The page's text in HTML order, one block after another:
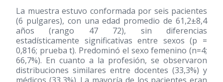
La muestra estuvo conformada por seis pacientes
(6 pulgares), con una edad promedio de 61,2±8,4
años (rango 47 72), sin diferencias
estadísticamente significativas entre sexos (p =
0,816; prueba t). Predominó el sexo femenino (n=4;
66,7%). En cuanto a la profesión, se observaron
distribuciones similares entre docentes (33,3%) y